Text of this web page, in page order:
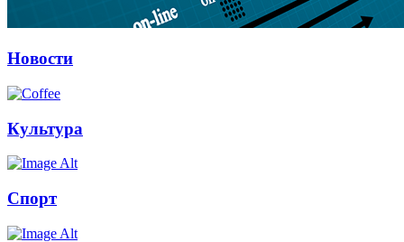
Новости
Культура
Спорт